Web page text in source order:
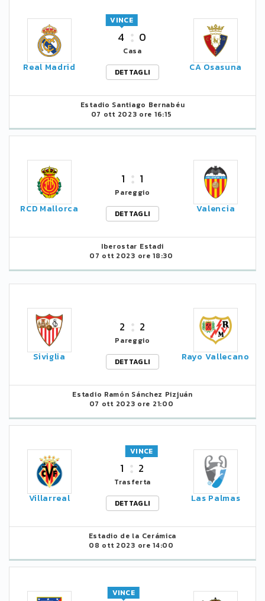
Real Madrid
4
VINCE
0
Casa
DETTAGLI
CA Osasuna
Estadio Santiago Bernabéu
07 ott 2023 ore 16:15
RCD Mallorca
1 1
Pareggio
DETTAGLI
Valencia
Iberostar Estadi
07 ott 2023 ore 18:30
Siviglia
2 2
Pareggio
DETTAGLI
Rayo Vallecano
Estadio Ramón Sánchez Pizjuán
07 ott 2023 ore 21:00
Villarreal
1 2
VINCE
Trasferta
DETTAGLI
Las Palmas
Estadio de la Cerámica
08 ott 2023 ore 14:00
VINCE